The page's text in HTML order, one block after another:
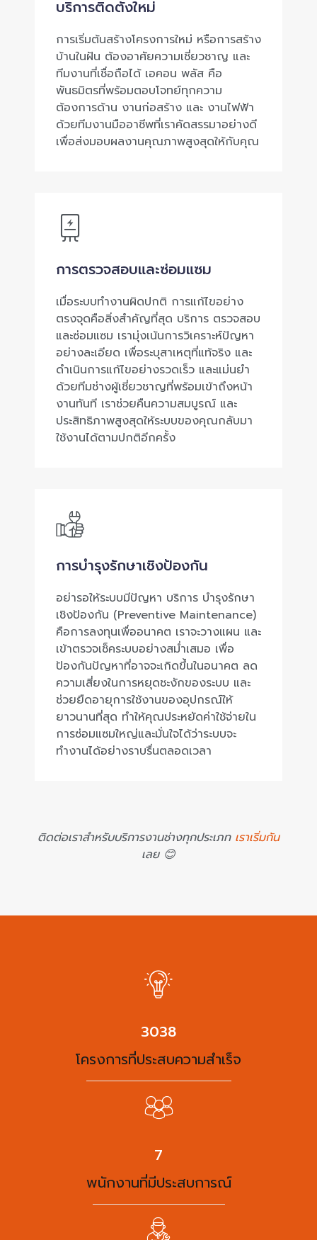
บริการติดตั้งใหม่
การเริ่มต้นสร้างโครงการใหม่ หรือการสร้าง
บ้านในฝัน ต้องอาศัยความเชี่ยวชาญ และ
ทีมงานที่เชื่อถือได้ เอคอน พลัส คือ
พันธมิตรที่พร้อมตอบโจทย์ทุกความ
ต้องการด้าน งานก่อสร้าง และ งานไฟฟ้า
ด้วยทีมงานมืออาชีพที่เราคัดสรรมาอย่างดี
เพื่อส่งมอบผลงานคุณภาพสูงสุดให้กับคุณ
การตรวจสอบและซ่อมแซม
เมื่อระบบทำงานผิดปกติ การแก้ไขอย่าง
ตรงจุดคือสิ่งสำคัญที่สุด บริการ ตรวจสอบ
และซ่อมแซม เรามุ่งเน้นการวิเคราะห์ปัญหา
อย่างละเอียด เพื่อระบุสาเหตุที่แท้จริง และ
ดำเนินการแก้ไขอย่างรวดเร็ว และแม่นยำ
ด้วยทีมช่างผู้เชี่ยวชาญที่พร้อมเข้าถึงหน้า
งานทันที เราช่วยคืนความสมบูรณ์ และ
ประสิทธิภาพสูงสุดให้ระบบของคุณกลับมา
ใช้งานได้ตามปกติอีกครั้ง
การบำรุงรักษาเชิงป้องกัน
อย่ารอให้ระบบมีปัญหา บริการ บำรุงรักษา
เชิงป้องกัน (Preventive Maintenance)
คือการลงทุนเพื่ออนาคต เราจะวางแผน และ
เข้าตรวจเช็คระบบอย่างสม่ำเสมอ เพื่อ
ป้องกันปัญหาที่อาจจะเกิดขึ้นในอนาคต ลด
ความเสี่ยงในการหยุดชะงักของระบบ และ
ช่วยยืดอายุการใช้งานของอุปกรณ์ให้
ยาวนานที่สุด ทำให้คุณประหยัดค่าใช้จ่ายใน
การซ่อมแซมใหญ่และมั่นใจได้ว่าระบบจะ
ทำงานได้อย่างราบรื่นตลอดเวลา
ติดต่อเราสำหรับบริการงานช่างทุกประเภท เราเริ่มกัน
เลย 😊
3938
โครงการที่ประสบความสำเร็จ
9
พนักงานที่มีประสบการณ์